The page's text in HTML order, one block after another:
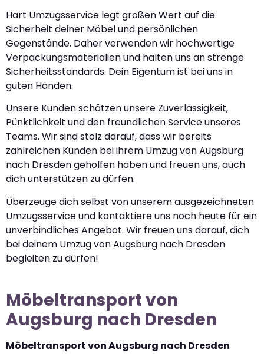
Hart Umzugsservice legt großen Wert auf die
Sicherheit deiner Möbel und persönlichen
Gegenstände. Daher verwenden wir hochwertige
Verpackungsmaterialien und halten uns an strenge
Sicherheitsstandards. Dein Eigentum ist bei uns in
guten Händen.
Unsere Kunden schätzen unsere Zuverlässigkeit,
Pünktlichkeit und den freundlichen Service unseres
Teams. Wir sind stolz darauf, dass wir bereits
zahlreichen Kunden bei ihrem Umzug von Augsburg
nach Dresden geholfen haben und freuen uns, auch
dich unterstützen zu dürfen.
Überzeuge dich selbst von unserem ausgezeichneten
Umzugsservice und kontaktiere uns noch heute für ein
unverbindliches Angebot. Wir freuen uns darauf, dich
bei deinem Umzug von Augsburg nach Dresden
begleiten zu dürfen!
Möbeltransport von
Augsburg nach Dresden
Möbeltransport von Augsburg nach Dresden